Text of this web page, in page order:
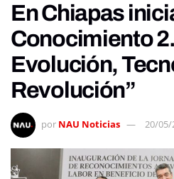
En Chiapas
Conocimiento
Evolución,
Revolución”
por NAU Noticias 20/05/